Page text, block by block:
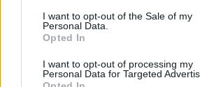
consent section.
I want to opt-out of the Sale of my
Personal Data.
Opted In
I want to opt-out of processing my
Personal Data for Targeted
Η υπογεγραμμένη εκτυπωμένη